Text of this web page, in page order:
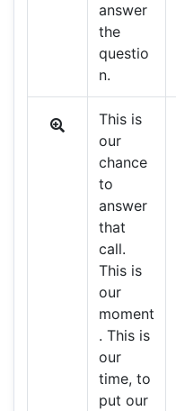
answer
the
questio
n.
This is
our
chance
to
answer
that
call.
This is
our
moment
. This is
our
time, to
put our